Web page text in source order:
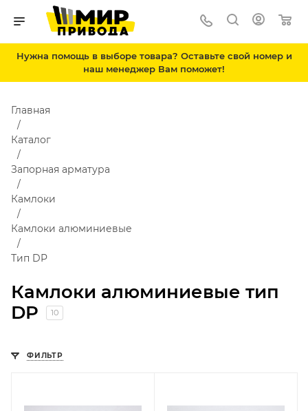
Нужна помощь в выборе товара? Оставьте свой номер и
наш менеджер Вам поможет!
Камлоки алюминиевые тип
DP
10
Главная
Каталог
Запорная арматура
Камлоки
Камлоки алюминиевые
Тип DP
ФИЛЬТР